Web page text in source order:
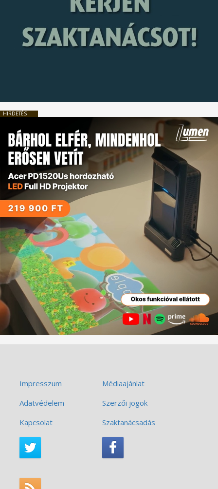
HIRDETÉS
Impresszum
Médiaajánlat
Adatvédelem
Szerzői jogok
Kapcsolat
Szaktanácsadás